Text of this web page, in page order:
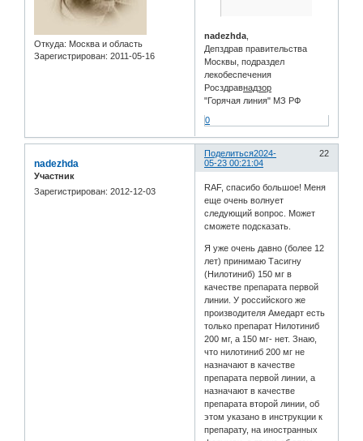
Откуда: Москва и область
Зарегистрирован: 2011-05-16
nadezhda
Депздрав правительства
Москвы, подраздел
лекобеспечения
Росздравнадзор
"Горячая линия" МЗ РФ
0
Поделиться 22
2024-
05-23 00:21:04
nadezhda
Участник
Зарегистрирован: 2012-12-03
RAF, спасибо большое! Меня
еще очень волнует
следующий вопрос. Может
сможете подсказать.
Я уже очень давно (более 12
лет) принимаю Тасигну
(Нилотиниб) 150 мг в
качестве препарата первой
линии. У российского же
производителя Амедарт есть
только препарат Нилотиниб
200 мг, а 150 мг- нет. Знаю,
что нилотиниб 200 мг не
назначают в качестве
препарата первой линии, а
назначают в качестве
препарата второй линии, об
этом указано в инструкции к
препарату, на иностранных